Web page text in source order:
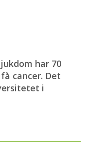
har 70
cancer. Det
i